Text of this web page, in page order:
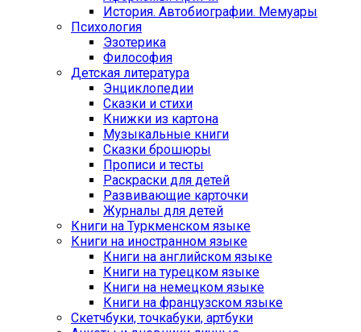
История. Автобиографии. Мемуары
Психология
Эзотерика
Философия
Детская литература
Энциклопедии
Сказки и стихи
Книжки из картона
Музыкальные книги
Сказки брошюры
Прописи и тесты
Раскраски для детей
Развивающие карточки
Журналы для детей
Книги на Туркменском языке
Книги на иностранном языке
Книги на английском языке
Книги на турецком языке
Книги на немецком языке
Книги на французском языке
Cкетчбуки, точкабуки, артбуки